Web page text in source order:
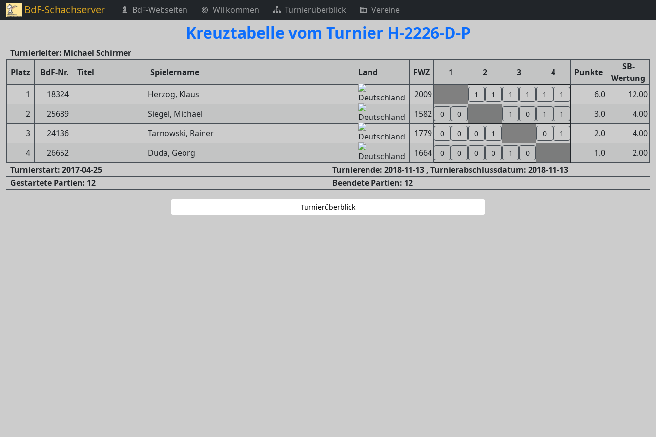
BdF-Schachserver BdF-Webseiten Willkommen Turnierüberblick Vereine
Kreuztabelle vom Turnier H-2226-D-P
Turnierleiter: Michael Schirmer
Platz
BdF-Nr. Titel Spielername Land FWZ 1 2 3 4 Punkte
SB-
Wertung
1
18324 Herzog, Klaus 2009 1 1 1 1 1 1 6.0
12.00
2
25689 Siegel, Michael 1582 0 0 1 0 1 1 3.0
4.00
3
24136 Tarnowski, Rainer 1779 0 0 0 1 0 1 2.0
4.00
4
26652 Duda, Georg 1664 0 0 0 0 1 0 1.0
2.00
Turnierstart: 2017-04-25
Turnierende: 2018-11-13 , Turnierabschlussdatum: 2018-11-13
Gestartete Partien: 12
Beendete Partien: 12
Turnierüberblick